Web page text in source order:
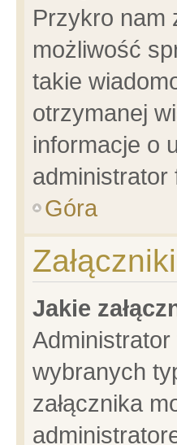
Przykro nam
możliwość
takie
otrzymanej
informacje o
administrator
Góra
Załączniki
Jakie
wybranych
załącznika